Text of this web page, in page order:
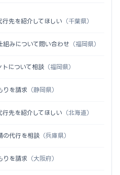
行先を紹介してほしい （千葉県）
組みについて問い合わせ （福岡県）
トについて相談 （福岡県）
りを請求 （静岡県）
行先を紹介してほしい （北海道）
の代行を相談 （兵庫県）
りを請求 （大阪府）